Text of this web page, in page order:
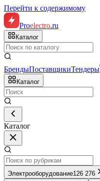
Перейти к содержимому
Proelectro.ru
Каталог
БрендыПоставщикиТендеры
Каталог
Каталог
Электрооборудование126 276